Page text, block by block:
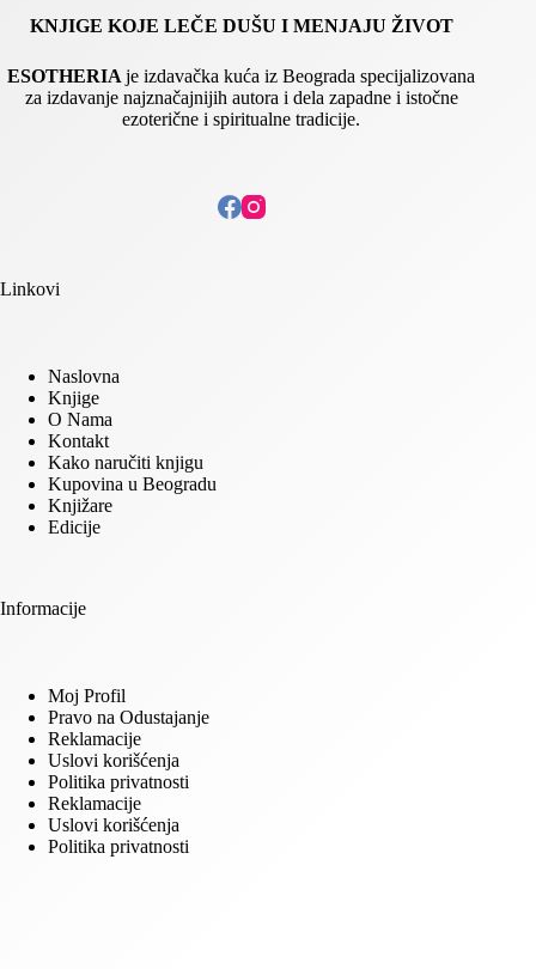
KNJIGE KOJE LEČE DUŠU I MENJAJU ŽIVOT
ESOTHERIAje izdavačka kuća iz Beograda specijalizovana
za izdavanje najznačajnijih autora i dela zapadne i istočne
ezoterične i spiritualne tradicije.
Linkovi
Naslovna
Knjige
O Nama
Kontakt
Kako naručiti knjigu
Kupovina u Beogradu
Knjižare
Edicije
Informacije
Moj Profil
Pravo na Odustajanje
Reklamacije
Uslovi korišćenja
Politika privatnosti
Reklamacije
Uslovi korišćenja
Politika privatnosti